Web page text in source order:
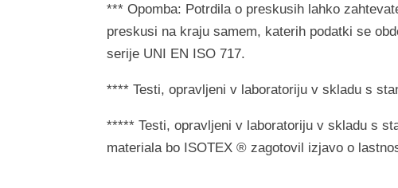
*** Opomba: Potrdila o preskusih lahko
preskusi na kraju samem, katerih podatki se
serije UNI EN ISO 717.
**** Testi, opravljeni v laboratoriju v skladu s
***** Testi, opravljeni v laboratoriju v skladu s
materiala bo ISOTEX ® zagotovil izjavo o